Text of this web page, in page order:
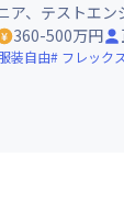
ア、テストエ
360-500万円
装自由 フレック